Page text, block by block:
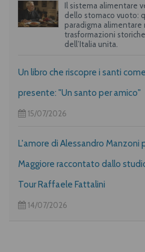
Il sistema alimentare
dello stomaco vuoto:
paradigma alimentare
trasformazioni
dell’Italia unita.
Un libro che riscopre i santi
presente: "Un santo per amico"
15/07/2026
L'amore di Alessandro Manzoni
Maggiore raccontato dallo
Tour Raffaele Fattalini
14/07/2026